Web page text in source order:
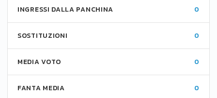
INGRESSI DALLA PANCHINA 0
SOSTITUZIONI 0
MEDIA VOTO 0
FANTA MEDIA 0